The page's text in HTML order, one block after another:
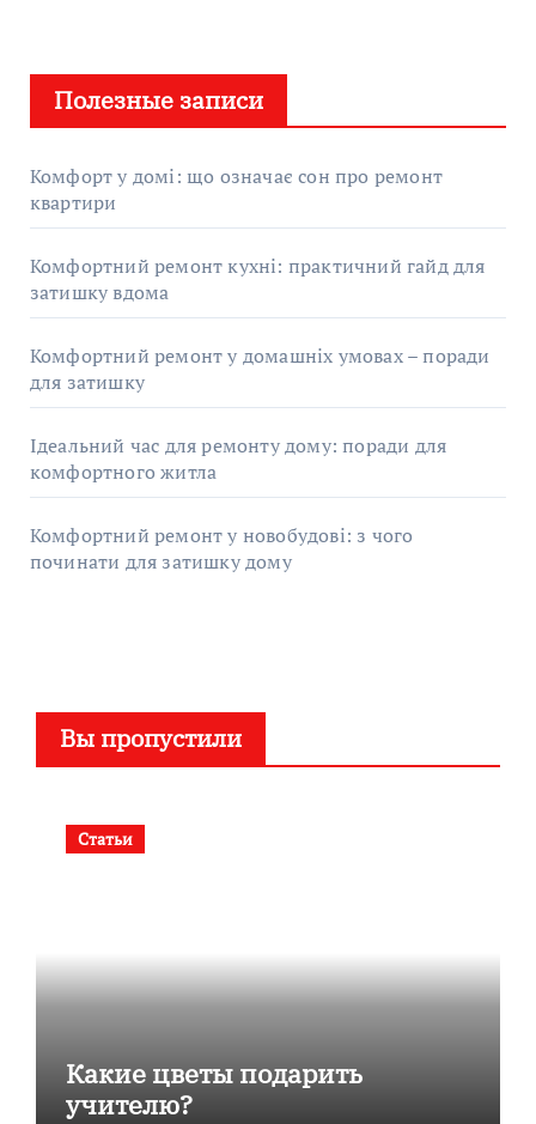
Полезные записи
Комфорт у домі: що означає сон про ремонт
квартири
Комфортний ремонт кухні: практичний гайд для
затишку вдома
Комфортний ремонт у домашніх умовах – поради
для затишку
Ідеальний час для ремонту дому: поради для
комфортного житла
Комфортний ремонт у новобудові: з чого
починати для затишку дому
Вы пропустили
Статьи
Какие цветы подарить
учителю?